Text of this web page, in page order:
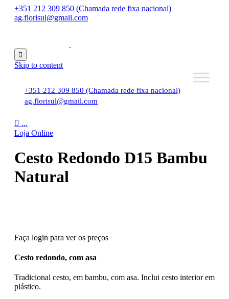
+351 212 309 850 (Chamada rede fixa nacional)
ag.florisul@gmail.com

Skip to content
+351 212 309 850 (Chamada rede fixa nacional)
ag.florisul@gmail.com
 ...
Loja Online
Cesto Redondo D15 Bambu
Natural
Faça login para ver os preços
Cesto redondo, com asa
Tradicional cesto, em bambu, com asa. Inclui cesto interior em
plástico.